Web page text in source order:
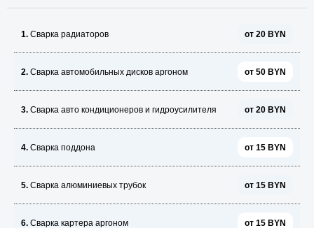
1. Сварка радиаторов от 20 BYN
2. Сварка автомобильных дисков аргоном от 50 BYN
3. Сварка авто кондиционеров и гидроусилителя от 20 BYN
4. Сварка поддона от 15 BYN
5. Сварка алюминиевых трубок от 15 BYN
6. Сварка картера аргоном от 15 BYN